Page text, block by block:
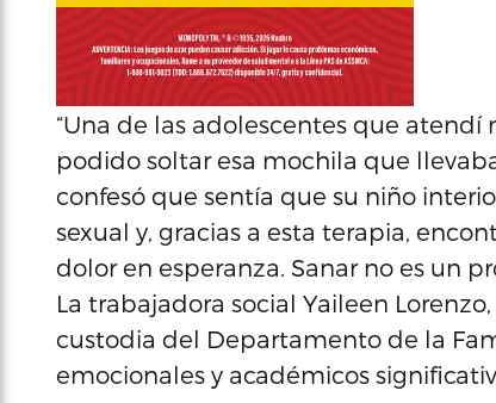
“Una de las adolescentes que
podido soltar esa mochila que
confesó que sentía que su niño
sexual y, gracias a esta terapia,
dolor en esperanza. Sanar no es un
La trabajadora social Yaileen
custodia del Departamento de la
emocionales y académicos